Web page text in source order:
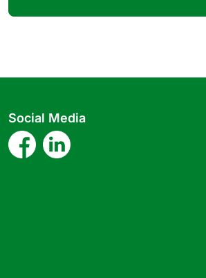
Social Media